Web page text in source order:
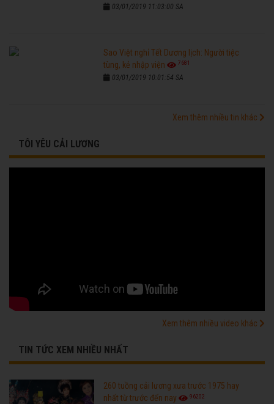
03/01/2019 11:03:00 SA
Sao Việt nghỉ Tết Dương lịch: Người tiệc
tùng, kẻ nhập viện
7681
03/01/2019 10:01:54 SA
Xem thêm nhiều tin khác
TÔI YÊU CẢI LƯƠNG
Xem thêm nhiều video khác
TIN TỨC XEM NHIỀU NHẤT
260 tuồng cải lương xưa trước 1975 hay
nhất từ trước đến nay
96202